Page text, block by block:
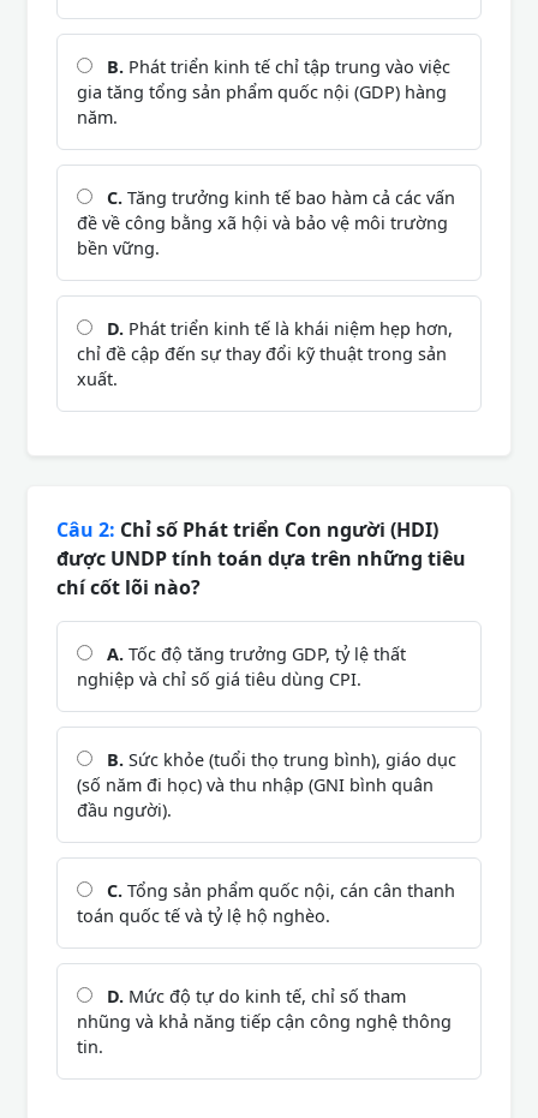
B. Phát triển kinh tế chỉ tập trung vào việc
gia tăng tổng sản phẩm quốc nội (GDP) hàng
năm.
C. Tăng trưởng kinh tế bao hàm cả các vấn
đề về công bằng xã hội và bảo vệ môi trường
bền vững.
D. Phát triển kinh tế là khái niệm hẹp hơn,
chỉ đề cập đến sự thay đổi kỹ thuật trong sản
xuất.
Câu 2: Chỉ số Phát triển Con người (HDI)
được UNDP tính toán dựa trên những tiêu
chí cốt lõi nào?
A. Tốc độ tăng trưởng GDP, tỷ lệ thất
nghiệp và chỉ số giá tiêu dùng CPI.
B. Sức khỏe (tuổi thọ trung bình), giáo dục
(số năm đi học) và thu nhập (GNI bình quân
đầu người).
C. Tổng sản phẩm quốc nội, cán cân thanh
toán quốc tế và tỷ lệ hộ nghèo.
D. Mức độ tự do kinh tế, chỉ số tham
nhũng và khả năng tiếp cận công nghệ thông
tin.